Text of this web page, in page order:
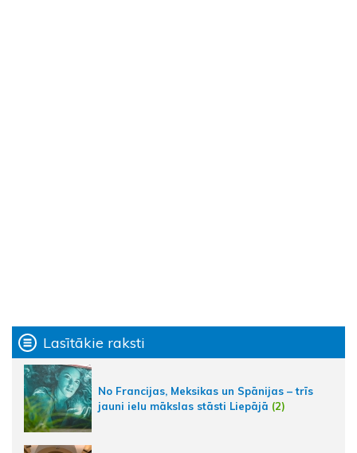
Lasītākie raksti
No Francijas, Meksikas un Spānijas – trīs
jauni ielu mākslas stāsti Liepājā (2)